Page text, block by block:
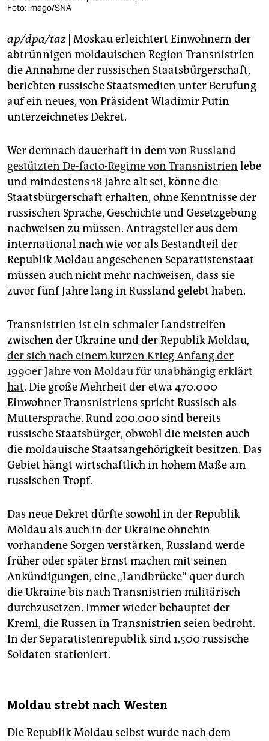
unterstützen
abo
genossenschaft
epaper login
Foto: imago/SNA
ap/dpa/taz| Moskau erleichtert Einwohnern der
abtrünnigen moldauischen Region Transnistrien
die Annahme der russischen Staatsbürgerschaft,
berichten russische Staatsmedien unter Berufung
auf ein neues, von Präsident Wladimir Putin
unterzeichnetes Dekret.
Wer demnach dauerhaft in demvon Russland
gestützten De-facto-Regime von Transnistrien lebe
und mindestens 18 Jahre alt sei, könne die
Staatsbürgerschaft erhalten, ohne Kenntnisse der
russischen Sprache, Geschichte und Gesetzgebung
nachweisen zu müssen. Antragsteller aus dem
international nach wie vor als Bestandteil der
Republik Moldau angesehenen Separatistenstaat
müssen auch nicht mehr nachweisen, dass sie
zuvor fünf Jahre lang in Russland gelebt haben.
Transnistrien ist ein schmaler Landstreifen
zwischen der Ukraine und der Republik Moldau,
der sich nach einem kurzen Krieg Anfang der
1990er Jahre von Moldau für unabhängig erklärt
hat. Die große Mehrheit der etwa 470.000
Einwohner Transnistriens spricht Russisch als
Muttersprache. Rund 200.000 sind bereits
russische Staatsbürger, obwohl die meisten auch
die moldauische Staatsangehörigkeit besitzen. Das
Gebiet hängt wirtschaftlich in hohem Maße am
russischen Tropf.
Das neue Dekret dürfte sowohl in der Republik
Moldau als auch in der Ukraine ohnehin
vorhandene Sorgen verstärken, Russland werde
früher oder später Ernst machen mit seinen
Ankündigungen, eine „Landbrücke“ quer durch
die Ukraine bis nach Transnistrien militärisch
durchzusetzen. Immer wieder behauptet der
Kreml, die Russen in Transnistrien seien bedroht.
In der Separatistenrepublik sind 1.500 russische
Soldaten stationiert.
Moldau strebt nach Westen
Die Republik Moldau selbst wurde nach dem